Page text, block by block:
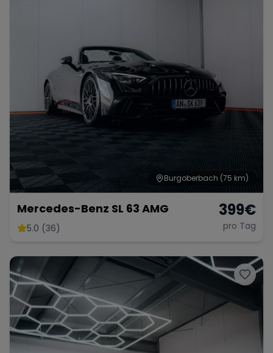
Burgoberbach (75 km)
Mercedes-Benz SL 63 AMG
5.0 (36)
399€
pro Tag